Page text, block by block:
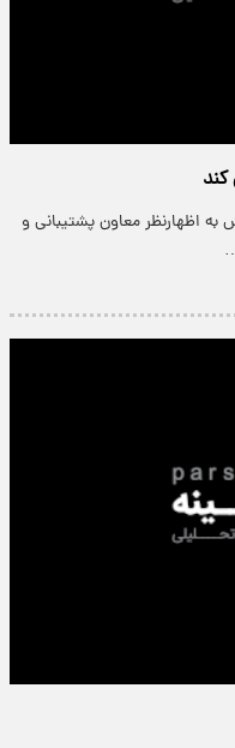
کند
اظهارنظر معاون پشتیبانی و